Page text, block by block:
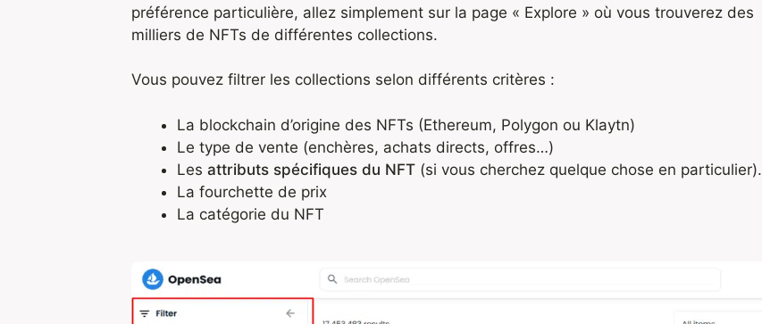
préférence particulière, allez simplement sur la page « Explore » où vous trouverez des
milliers de NFTs de différentes collections.
Vous pouvez filtrer les collections selon différents critères :
La blockchain d’origine des NFTs (Ethereum, Polygon ou Klaytn)
Le type de vente (enchères, achats directs, offres…)
Les attributs spécifiques du NFT (si vous cherchez quelque chose en particulier).
La fourchette de prix
La catégorie du NFT